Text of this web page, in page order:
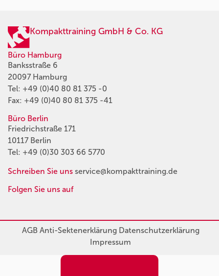
Kompakttraining GmbH & Co. KG
Büro Hamburg
Banksstraße 6
20097 Hamburg
Tel: +49 (0)40 80 81 375 -0
Fax: +49 (0)40 80 81 375 -41
Büro Berlin
Friedrichstraße 171
10117 Berlin
Tel: +49 (0)30 303 66 5770
Schreiben Sie uns service@kompakttraining.de
Folgen Sie uns auf
AGBAnti-SektenerklärungDatenschutzerklärung
Impressum